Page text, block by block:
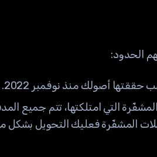
أصولك منذ نوفمبر 2022.
التي امتلكتها، تتم جميع
بالعودة إلى العملات المشفّرة فعليك